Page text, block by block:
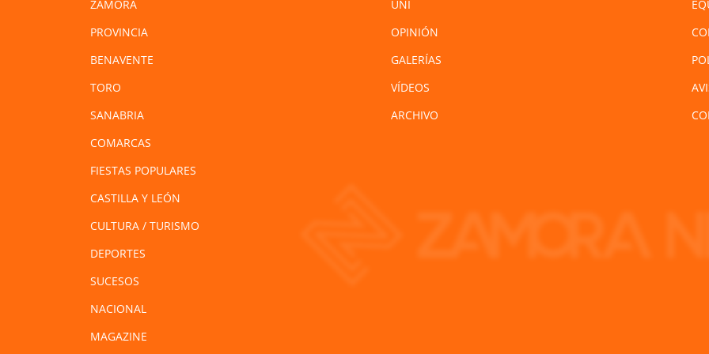
ZAMORA
PROVINCIA
BENAVENTE
TORO
SANABRIA
COMARCAS
FIESTAS POPULARES
CASTILLA Y LEÓN
CULTURA / TURISMO
DEPORTES
SUCESOS
NACIONAL
MAGAZINE
UNI
OPINIÓN
GALERÍAS
VÍDEOS
ARCHIVO